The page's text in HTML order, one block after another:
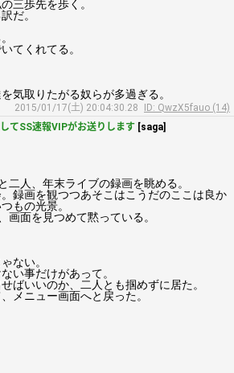
三歩先を歩く。
だ。
てくれてる。
気取りたがる奴らが多過ぎる。
2015/01/17(土) 20:04:30.28
ID: QwzX5fauo (14)
てSS速報VIPがお送りします [saga]
二人、年末ライブの録画を眺める。
録画を観つつあそこはこうだのここは良か
もの光景。
画面を見つめて黙っている。
ない。
い事だけがあって。
ばいいのか、二人とも掴めずに居た。
メニュー画面へと戻った。